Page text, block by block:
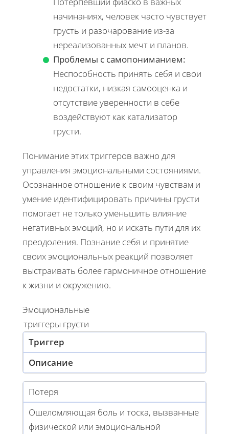
начинаниях, человек часто чувствует
грусть и разочарование из-за
нереализованных мечт и планов.
Проблемы с самопониманием:
Неспособность принять себя и свои
недостатки, низкая самооценка и
отсутствие уверенности в себе
воздействуют как катализатор
грусти.
Понимание этих триггеров важно для
управления эмоциональными состояниями.
Осознанное отношение к своим чувствам и
умение идентифицировать причины грусти
помогает не только уменьшить влияние
негативных эмоций, но и искать пути для их
преодоления. Познание себя и принятие
своих эмоциональных реакций позволяет
выстраивать более гармоничное отношение
к жизни и окружению.
Эмоциональные
триггеры грусти
Триггер
Описание
Потеря
Ошеломляющая боль и тоска, вызванные
физической или эмоциональной